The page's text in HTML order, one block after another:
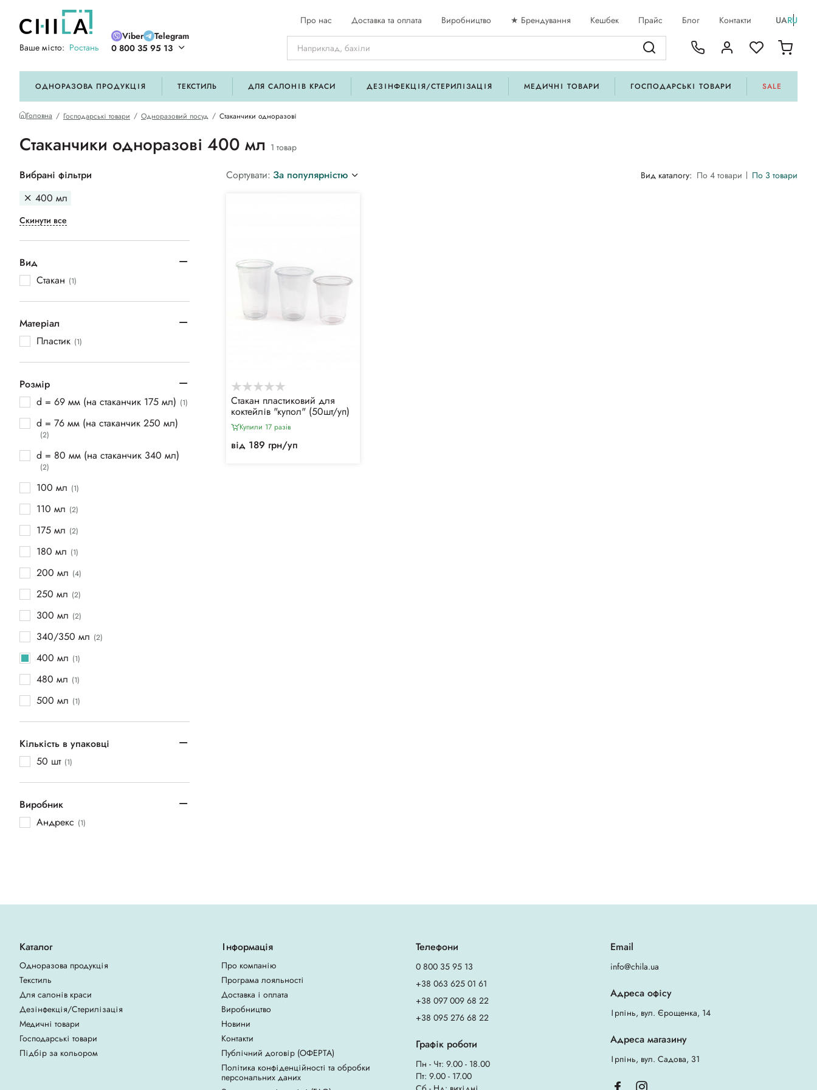
Ваше місто: Ростань
Viber
Telegram
0 800 35 95 13
Про нас Доставка та оплата Виробництво ★ Брендування Кешбек Прайс Блог Контакти UARU
ОДНОРАЗОВА ПРОДУКЦІЯ ТЕКСТИЛЬ ДЛЯ САЛОНІВ КРАСИ ДЕЗІНФЕКЦІЯ/СТЕРИЛІЗАЦІЯ МЕДИЧНІ ТОВАРИ ГОСПОДАРСЬКІ ТОВАРИ SALE
Головна Господарські товари Одноразовий посуд Стаканчики одноразові
Стаканчики одноразові 400 мл 1 товар
Вибрані фільтри
400 мл
Скинути все
Вид
Стакан (1)
Матеріал
Пластик (1)
Розмір
d = 69 мм (на стаканчик 175 мл) (1)
d = 76 мм (на стаканчик 250 мл)
(2)
d = 80 мм (на стаканчик 340 мл)
(2)
100 мл (1)
110 мл (2)
175 мл (2)
180 мл (1)
200 мл (4)
250 мл (2)
300 мл (2)
340/350 мл (2)
400 мл (1)
480 мл (1)
500 мл (1)
Кількість в упаковці
50 шт (1)
Виробник
Андрекс (1)
Сортувати: За популярністю Вид каталогу: По 4 товари По 3 товари
Стакан пластиковий для
коктейлів "купол" (50шт/уп)
Купили 17 разiв
від 189 грн/уп
Каталог
Одноразова продукція
Текстиль
Для салонів краси
Дезінфекція/Стерилізація
Медичні товари
Господарські товари
Підбір за кольором
Інформація
Про компанію
Програма лояльності
Доставка і оплата
Виробництво
Новини
Контакти
Публічний договір (ОФЕРТА)
Політика конфіденційності та обробки
персональних даних
Телефони
0 800 35 95 13
+38 063 625 01 61
+38 097 009 68 22
+38 095 276 68 22
Графік роботи
Пн - Чт: 9.00 - 18.00
Пт: 9.00 - 17.00
Email
info@chila.ua
Адреса офісу
Ірпінь, вул. Єрощенка, 14
Адреса магазину
Ірпінь, вул. Садова, 31